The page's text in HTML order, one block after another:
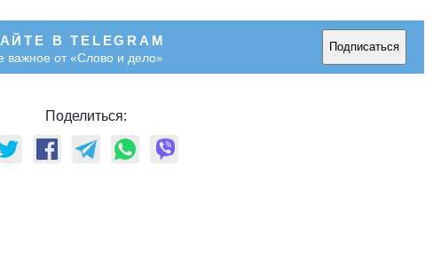
В TELEGRAM
важное от «Слово и дело»
Подписаться
Поделиться: